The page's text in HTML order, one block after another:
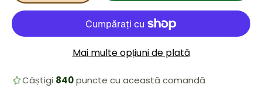
Mai multe opțiuni de plată
Câștigi 840puncte cu această comandă